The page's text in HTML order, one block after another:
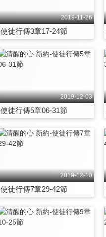
2019-11-26
使徒行傳3章17-24節
2019-12-03
使徒行傳5章06-31節
2019-12-10
使徒行傳7章29-42節